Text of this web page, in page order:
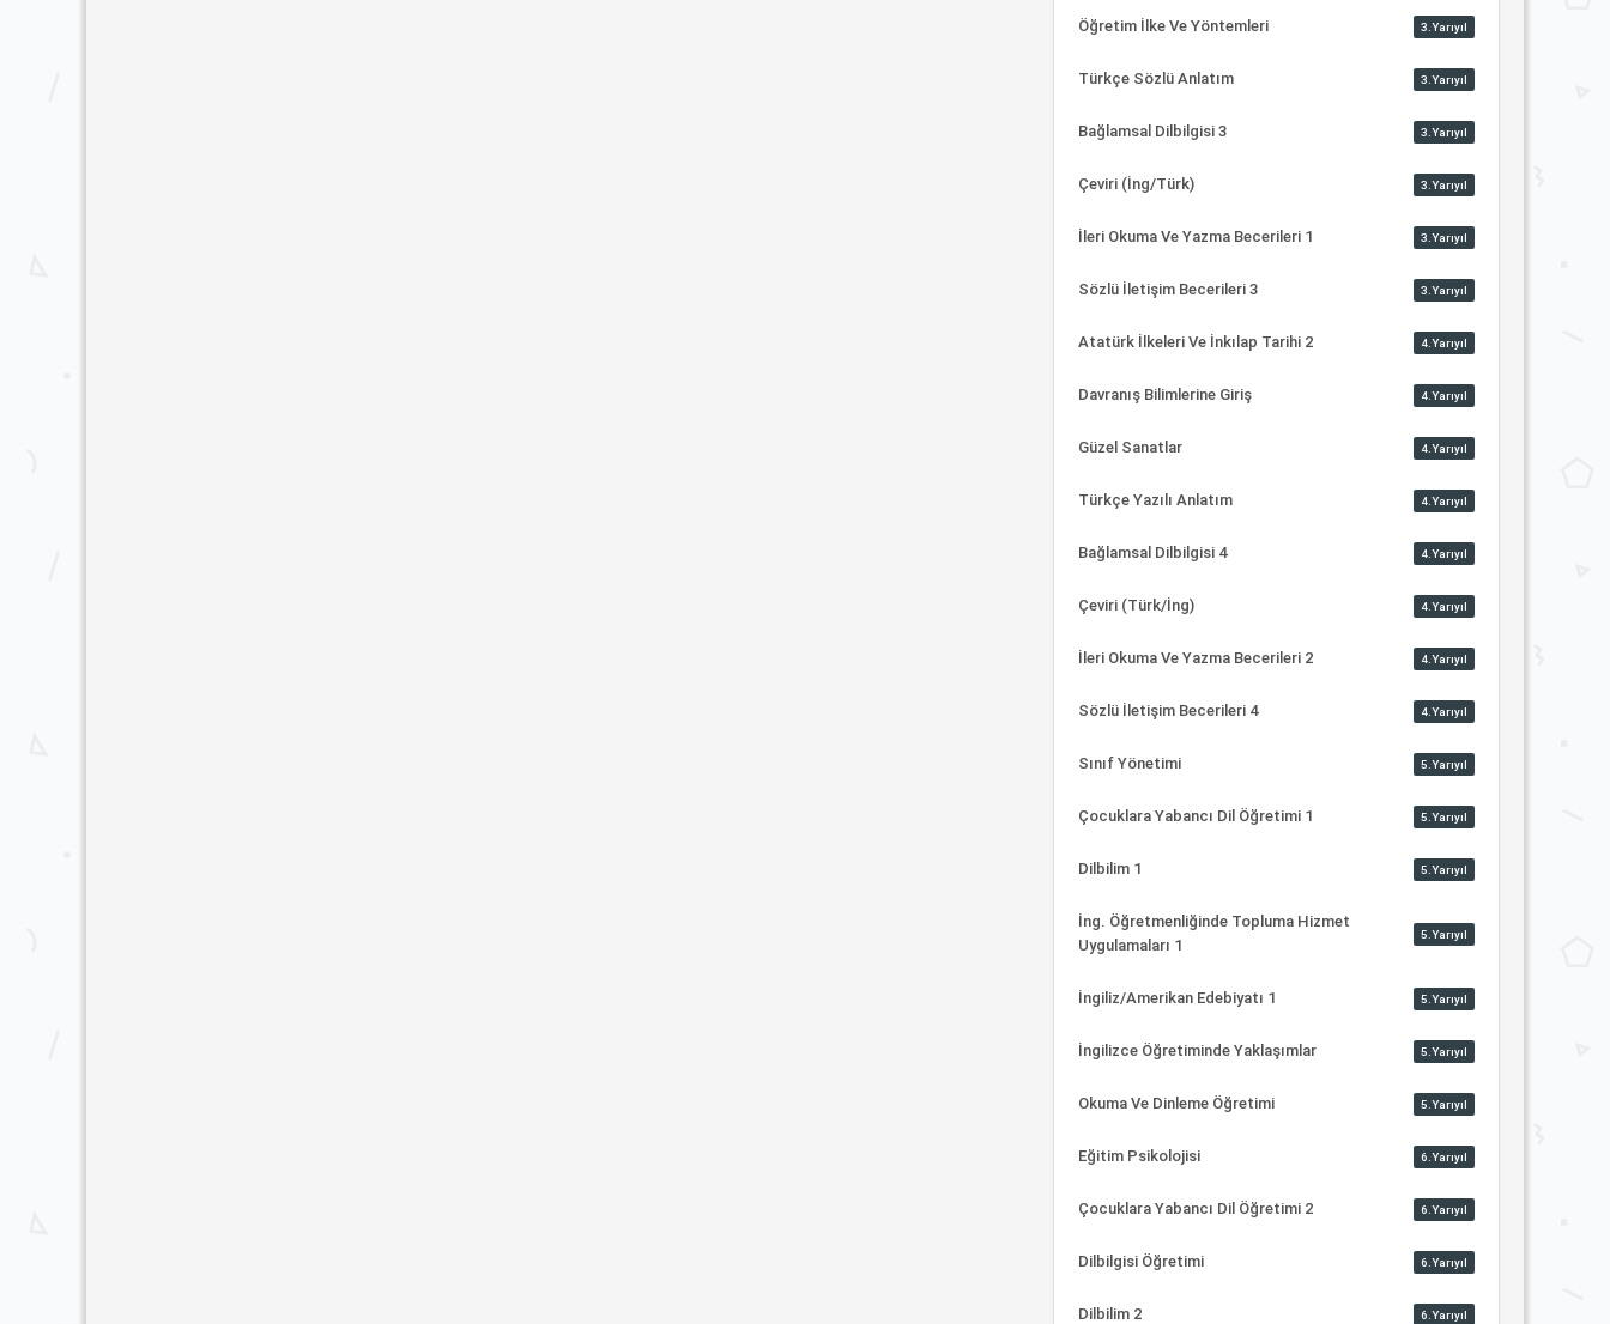
Öğretim İlke Ve Yöntemleri 3.Yarıyıl
Türkçe Sözlü Anlatım 3.Yarıyıl
Bağlamsal Dilbilgisi 3 3.Yarıyıl
Çeviri (İng/Türk) 3.Yarıyıl
İleri Okuma Ve Yazma Becerileri 1 3.Yarıyıl
Sözlü İletişim Becerileri 3 3.Yarıyıl
Atatürk İlkeleri Ve İnkılap Tarihi 2 4.Yarıyıl
Davranış Bilimlerine Giriş 4.Yarıyıl
Güzel Sanatlar 4.Yarıyıl
Türkçe Yazılı Anlatım 4.Yarıyıl
Bağlamsal Dilbilgisi 4 4.Yarıyıl
Çeviri (Türk/İng) 4.Yarıyıl
İleri Okuma Ve Yazma Becerileri 2 4.Yarıyıl
Sözlü İletişim Becerileri 4 4.Yarıyıl
Sınıf Yönetimi 5.Yarıyıl
Çocuklara Yabancı Dil Öğretimi 1 5.Yarıyıl
Dilbilim 1 5.Yarıyıl
İng. Öğretmenliğinde Topluma Hizmet
Uygulamaları 1
5.Yarıyıl
İngiliz/Amerikan Edebiyatı 1 5.Yarıyıl
İngilizce Öğretiminde Yaklaşımlar 5.Yarıyıl
Okuma Ve Dinleme Öğretimi 5.Yarıyıl
Eğitim Psikolojisi 6.Yarıyıl
Çocuklara Yabancı Dil Öğretimi 2 6.Yarıyıl
Dilbilgisi Öğretimi 6.Yarıyıl
Dilbilim 2 6.Yarıyıl